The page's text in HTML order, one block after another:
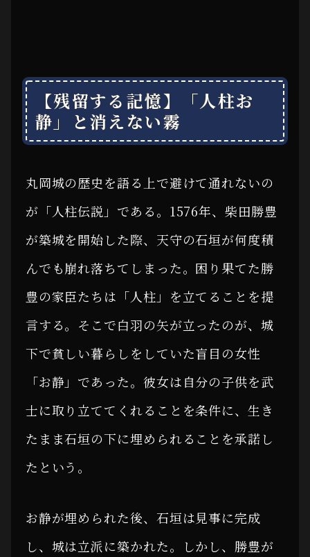
【残留する記憶】「人柱お
静」と消えない霧
丸岡城の歴史を語る上で避けて通れないの
が「人柱伝説」である。1576年、柴田勝豊
が築城を開始した際、天守の石垣が何度積
んでも崩れ落ちてしまった。困り果てた勝
豊の家臣たちは「人柱」を立てることを提
言する。そこで白羽の矢が立ったのが、城
下で貧しい暮らしをしていた盲目の女性
「お静」であった。彼女は自分の子供を武
士に取り立ててくれることを条件に、生き
たまま石垣の下に埋められることを承諾し
たという。
お静が埋められた後、石垣は見事に完成
し、城は立派に築かれた。しかし、勝豊が